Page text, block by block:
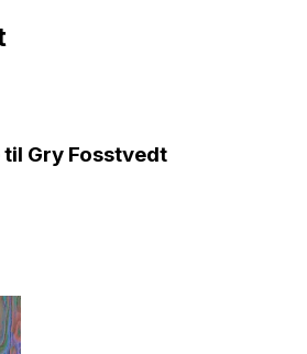
Gry Fosstvedt